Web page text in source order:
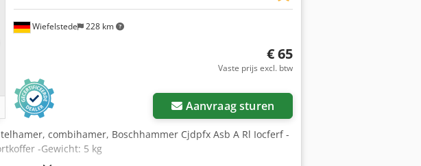
Wiefelstede 228 km
€ 65
Vaste prijs excl. btw
Aanvraag sturen
combihamer, Boschhammer Cjdpfx Asb A Rl Iocferf -
-Gewicht: 5 kg